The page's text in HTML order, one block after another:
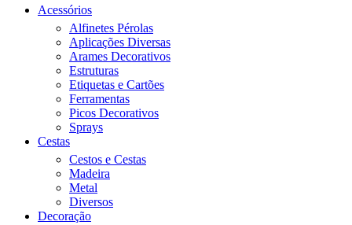
Acessórios
Alfinetes Pérolas
Aplicações Diversas
Arames Decorativos
Estruturas
Etiquetas e Cartões
Ferramentas
Picos Decorativos
Sprays
Cestas
Cestos e Cestas
Madeira
Metal
Diversos
Decoração